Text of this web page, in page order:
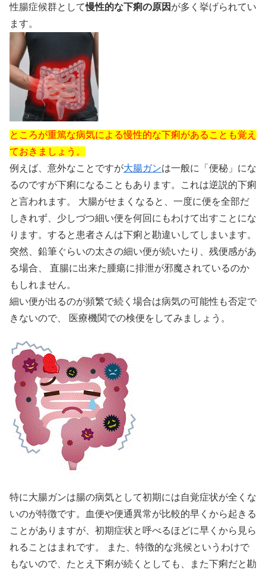
性腸症候群として慢性的な下痢の原因 が多く挙げられてい
ます。
ところが重篤な病気による慢性的な下痢があることも覚え
ておきましょう。
例えば、意外なことですが大腸ガンは一般に「便秘」にな
るのですが下痢になることもあります。これは逆説的下痢
と言われます。 大腸がせまくなると、一度に便を全部だ
しきれず、少しづつ細い便を何回にもわけて出すことにな
ります。すると患者さんは下痢と勘違いしてしまいます。
突然、鉛筆ぐらいの太さの細い便が続いたり、残便感があ
る場合、 直腸に出来た腫瘍に排泄が邪魔されているのか
もしれません。
細い便が出るのが頻繁で続く場合は病気の可能性も否定で
きないので、 医療機関での検便をしてみましょう。
特に大腸ガンは腸の病気として初期には自覚症状が全くな
いのが特徴です。血便や便通異常が比較的早くから起きる
ことがありますが、初期症状と呼べるほどに早くから見ら
れることはまれです。 また、特徴的な兆候というわけで
もないので、たとえ下痢が続くとしても、また下痢だと勘